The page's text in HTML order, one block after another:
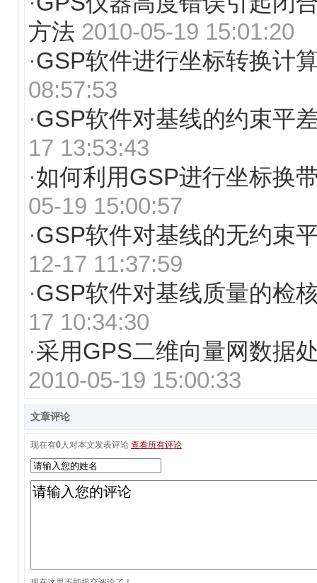
方法 2010-05-19 15:01:20
·GSP软件进行坐标转换计
08:57:53
·GSP软件对基线的约束平
17 13:53:43
·如何利用GSP进行坐标换
05-19 15:00:57
·GSP软件对基线的无约束
12-17 11:37:59
·GSP软件对基线质量的检
17 10:34:30
·采用GPS二维向量网数据
2010-05-19 15:00:33
文章评论
现在有0人对本文发表评论 查看所有评论